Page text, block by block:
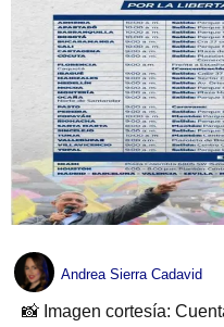
Andrea Sierra Cadavid
📸 Imagen cortesía: